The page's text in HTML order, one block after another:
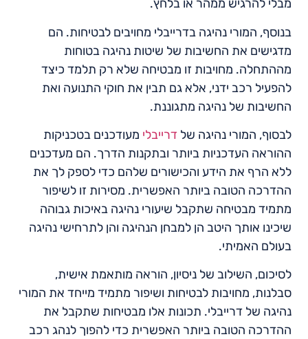
מבלי להרגיש ממהר או בלחץ.
בנוסף, המורי נהיגה בדרייבלי מחויבים לבטיחות. הם
מדגישים את החשיבות של שיטות נהיגה בטוחות
מההתחלה. מחויבות זו מבטיחה שלא רק תלמד כיצד
להפעיל רכב ידני, אלא גם תבין את חוקי התנועה ואת
החשיבות של נהיגה מתגוננת.
לבסוף, המורי נהיגה של דרייבלי מעודכנים בטכניקות
ההוראה העדכניות ביותר ובתקנות הדרך. הם מעדכנים
ללא הרף את הידע והכישורים שלהם כדי לספק לך את
ההדרכה הטובה ביותר האפשרית. מסירות זו לשיפור
מתמיד מבטיחה שתקבל שיעורי נהיגה באיכות גבוהה
שיכינו אותך היטב הן למבחן הנהיגה והן לתרחישי נהיגה
בעולם האמיתי.
לסיכום, השילוב של ניסיון, הוראה מותאמת אישית,
סבלנות, מחויבות לבטיחות ושיפור מתמיד מייחד את המורי
נהיגה של דרייבלי. תכונות אלו מבטיחות שתקבל את
ההדרכה הטובה ביותר האפשרית כדי להפוך לנהג רכב